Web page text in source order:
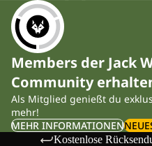
Members der Jack
Community
Als Mitglied genießt du
mehr!
MEHR INFORMATIONEN
Kostenlose